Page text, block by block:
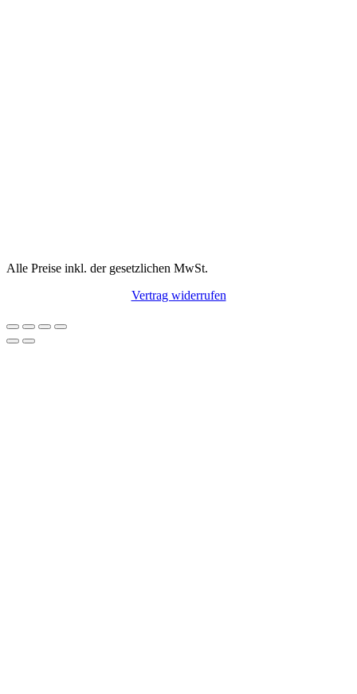
Alle Preise inkl. der gesetzlichen MwSt.
Vertrag widerrufen